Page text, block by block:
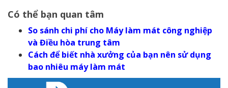
Có thể bạn quan tâm
So sánh chi phí cho Máy làm mát công nghiệp
và Điều hòa trung tâm
Cách để biết nhà xưởng của bạn nên sử dụng
bao nhiêu máy làm mát